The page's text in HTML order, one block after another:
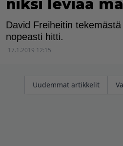
niksi leviää
David Freiheitin
nopeasti hitti.
17.1.2019 12:15
Artikkelien
Uudemmat artikkelit